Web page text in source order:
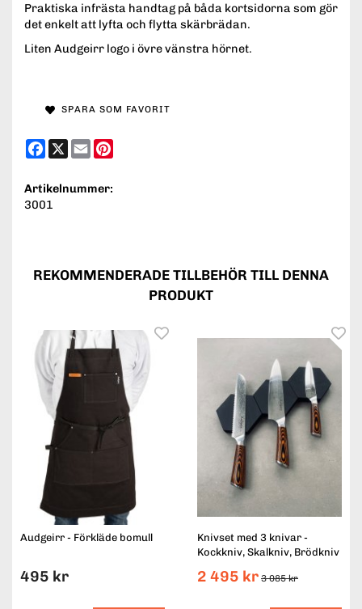
Praktiska infrästa handtag på båda kortsidorna som gör
det enkelt att lyfta och flytta skärbrädan.
Liten Audgeirr logo i övre vänstra hörnet.
SPARA SOM FAVORIT
Facebook
X Email
Artikelnummer:
3001
REKOMMENDERADE TILLBEHÖR TILL DENNA
PRODUKT
Audgeirr - Förkläde bomull
495 kr
Knivset med 3 knivar -
Kockkniv, Skalkniv, Brödkniv
2 495 kr 3 085 kr